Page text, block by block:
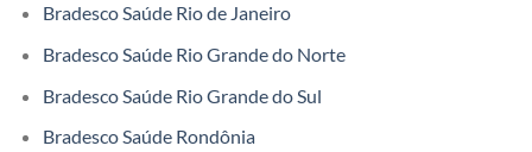
Bradesco Saúde Rio de Janeiro
Bradesco Saúde Rio Grande do Norte
Bradesco Saúde Rio Grande do Sul
Bradesco Saúde Rondônia